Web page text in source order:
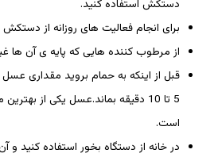
دستکش استفاده کنید.
برای انجام فعالیت های روزانه از
از مرطوب کننده‌ هایی که پایه‌ ی آن ها
قبل از اینکه به حمام بروید مقداری عسل
5 تا 10 دقیقه بماند.عسل یکی از
است.
در خانه از دستگاه بخور استفاده کنید و